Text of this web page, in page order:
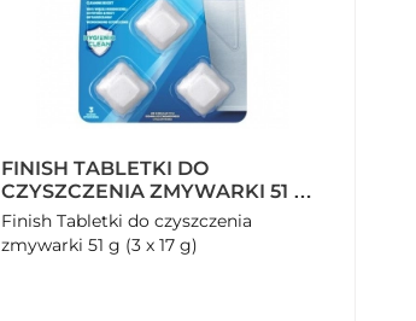
FINISH TABLETKI DO
CZYSZCZENIA ZMYWARKI 51 G
(3 X 17 G)
Finish Tabletki do czyszczenia
zmywarki 51 g (3 x 17 g)